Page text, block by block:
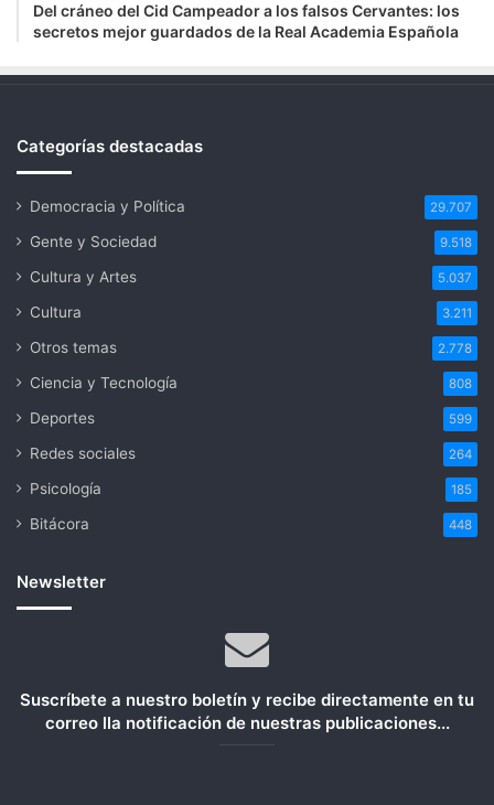
Del cráneo del Cid Campeador a los falsos Cervantes: los
secretos mejor guardados de la Real Academia Española
Categorías destacadas
Democracia y Política 29.707
Gente y Sociedad 9.518
Cultura y Artes 5.037
Cultura 3.211
Otros temas 2.778
Ciencia y Tecnología 808
Deportes 599
Redes sociales 264
Psicología 185
Bitácora 448
Newsletter
Suscríbete a nuestro boletín y recibe directamente en tu
correo lla notificación de nuestras publicaciones...